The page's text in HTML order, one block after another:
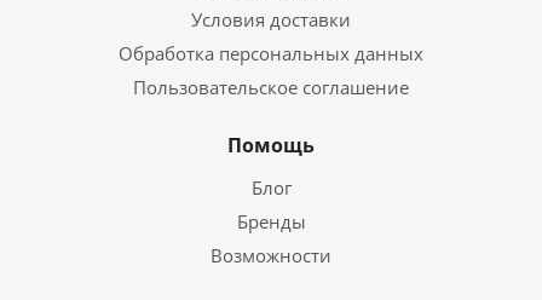
Условия доставки
Обработка персональных данных
Пользовательское соглашение
Помощь
Блог
Бренды
Возможности